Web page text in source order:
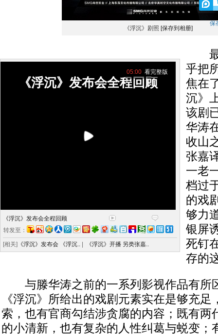
保
《浮沉》剧照 [保存到相册]
《浮沉》发布会全程回顾
05:00 看完整版
《浮沉》发布会全程回顾
转发至：
[相关] 《浮沉》发布会 《浮沉.. 《浮沉》开播 另类张嘉..
最
乎把
焦在
沉》
该剧
华涛
收山
张嘉
一老
档过
的戏
够力
银屏
死钉
存的
与滕华涛之前的一系列影视作品有所
《浮沉》所给出的戏剧元素实在是够充足
索，也有官商勾结涉贪腐的内容；既有两
的小清新，也有复杂的人性纠葛与蜕变；